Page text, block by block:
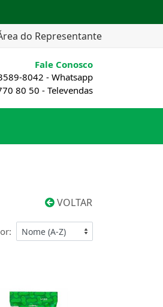
do Representante
Fale Conosco
8042 - Whatsapp
80 50 - Televendas
VOLTAR